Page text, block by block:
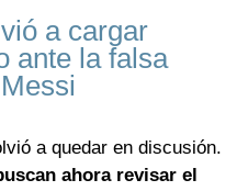
a cargar
ante la falsa
a quedar en discusión.
ahora revisar el